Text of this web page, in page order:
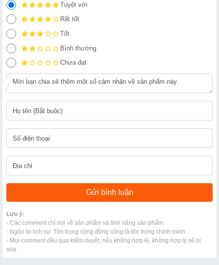
Tuyệt vời
Rất tốt
Tốt
Bình thường
Chưa đạt
Lưu ý:
- Các comment chỉ nói về sản phẩm và tính năng sản phẩm.
- Ngôn từ lịch sự. Tôn trọng cộng đồng cũng là tôn trọng chính mình.
- Mọi comment đều qua kiểm duyệt, nếu không hợp lệ, không hợp lý sẽ bị
xóa.